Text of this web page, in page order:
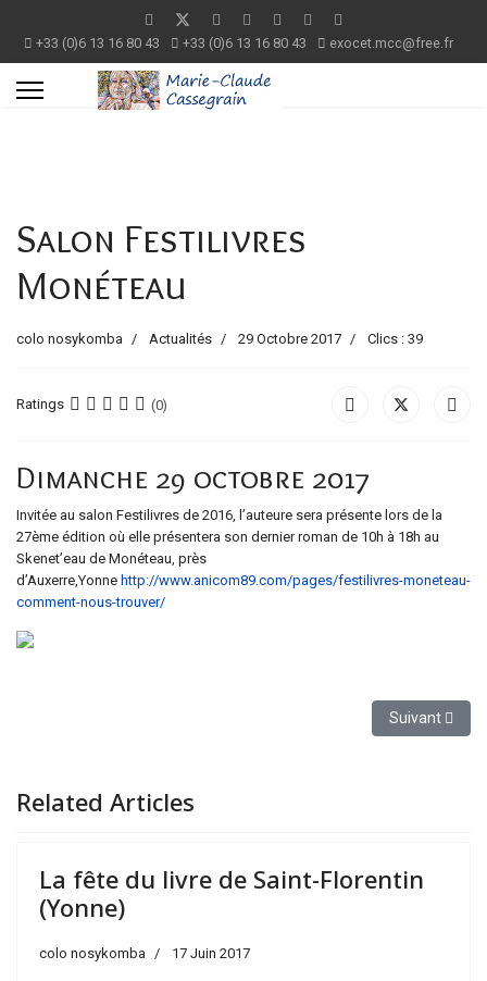
+33 (0)6 13 16 80 43 +33 (0)6 13 16 80 43 exocet.mcc@free.fr
Salon Festilivres
Monéteau
colo nosykomba Actualités 29 Octobre 2017 Clics : 39
Ratings (0)
Dimanche 29 octobre 2017
Invitée au salon Festilivres de 2016, l’auteure sera présente lors de la
27ème édition où elle présentera son dernier roman de 10h à 18h au
Skenet’eau de Monéteau, près
d’Auxerre,Yonne http://www.anicom89.com/pages/festilivres-moneteau-
comment-nous-trouver/
Article
Suivant
Related Articles
La fête du livre de Saint-Florentin
(Yonne)
colo nosykomba 17 Juin 2017